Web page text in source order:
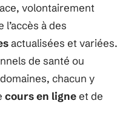
volontairement
à des
actualisées et variées.
de santé ou
chacun y
cours en ligneet de